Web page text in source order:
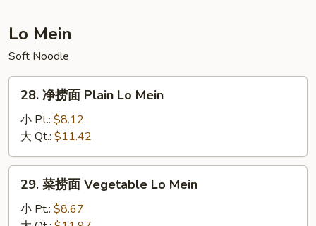
House
Special
Basil
Fried
Rice
Lo Mein
Soft Noodle
28.
Plain
Lo
Mein
28. 净捞面 Plain Lo Mein
小 Pt.: $8.12
大 Qt.: $11.42
29.
29. 菜捞面 Vegetable Lo Mein
小 Pt.: $8.67